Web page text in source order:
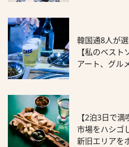
韓国通8人が
【私のベス
アート、グル
【2泊3日で
市場をハシゴ
新旧エリアを